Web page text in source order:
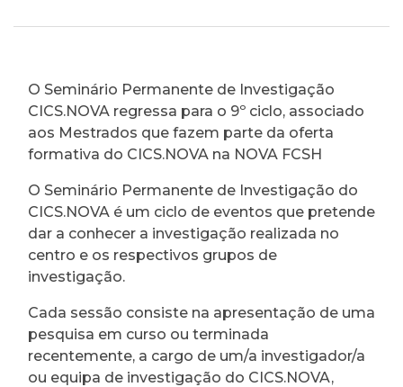
O Seminário Permanente de Investigação
CICS.NOVA regressa para o 9º ciclo, associado
aos Mestrados que fazem parte da oferta
formativa do CICS.NOVA na NOVA FCSH
O Seminário Permanente de Investigação do
CICS.NOVA é um ciclo de eventos que pretende
dar a conhecer a investigação realizada no
centro e os respectivos grupos de
investigação.
Cada sessão consiste na apresentação de uma
pesquisa em curso ou terminada
recentemente, a cargo de um/a investigador/a
ou equipa de investigação do CICS.NOVA,